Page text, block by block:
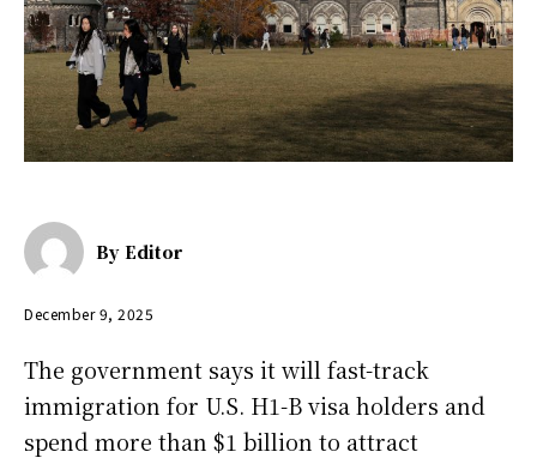
By Editor
December 9, 2025
The government says it will fast-track
immigration for U.S. H1-B visa holders and
spend more than $1 billion to attract